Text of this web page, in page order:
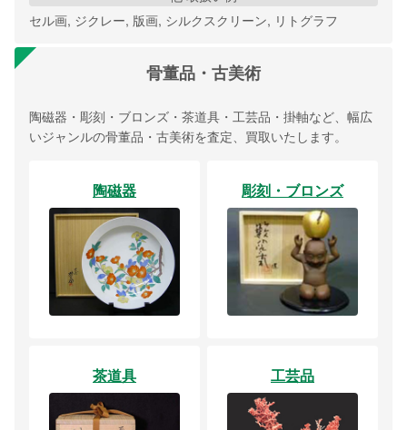
セル画, ジクレー, 版画, シルクスクリーン, リトグラフ
骨董品・古美術
陶磁器・彫刻・ブロンズ・茶道具・工芸品・掛軸など、幅広
いジャンルの骨董品・古美術を査定、買取いたします。
陶磁器 彫刻・ブロンズ
茶道具 工芸品